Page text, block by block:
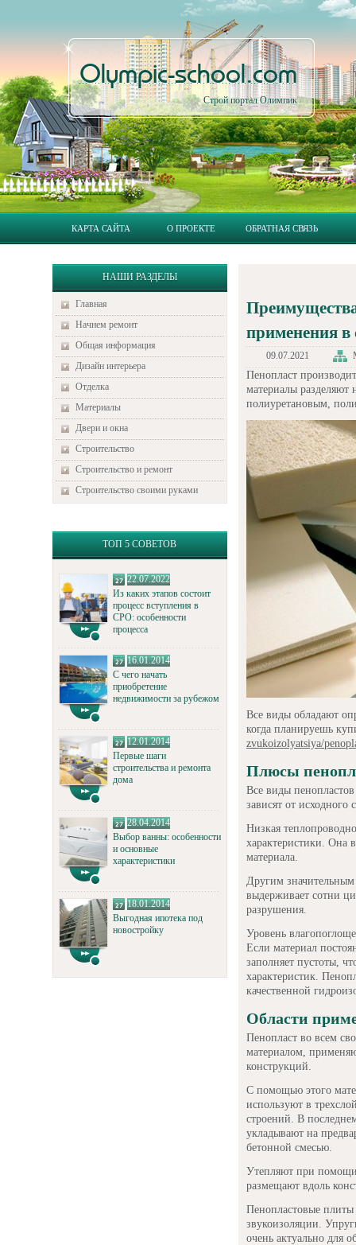
Olympic-school.com
Строй портал Олимпик
КАРТА САЙТА О ПРОЕКТЕ ОБРАТНАЯ СВЯЗЬ
НАШИ РАЗДЕЛЫ
Главная
Начнем ремонт
Общая информация
Дизайн интерьера
Отделка
Материалы
Двери и окна
Строительство
Строительство и ремонт
Строительство своими руками
ТОП 5 СОВЕТОВ
22.07.2022
Из каких этапов состоит
процесс вступления в
СРО: особенности
процесса
16.01.2014
С чего начать
приобретение
недвижимости за рубежом
12.01.2014
Первые шаги
строительства и ремонта
дома
28.04.2014
Выбор ванны: особенности
и основные
характеристики
18.01.2014
Выгодная ипотека под
новостройку
применения в
09.07.2021
Пенопласт
материалы
полиуретановым,
Все виды обладают
когда планируешь
zvukoizolyatsiya/
Плюсы
Все виды
зависят от исходного
Низкая
характеристики. Она
материала.
Другим значительным
выдерживает сотни
разрушения.
Уровень
Если материал
заполняет пустоты,
характеристик.
качественной
Области
Пенопласт во всем
материалом,
конструкций.
С помощью этого
используют в
строений. В
укладывают на
бетонной смесью.
Утепляют при
размещают вдоль
Пенопластовые
звукоизоляции.
очень актуально для